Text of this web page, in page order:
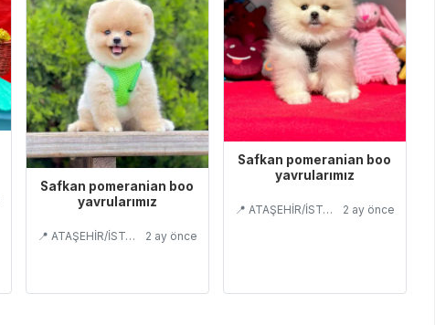
Safkan pomeranian boo
yavrularımız
📍 ATAŞEHİR/İSTANBUL 2 ay önce
Safkan pomeranian boo
yavrularımız
📍 ATAŞEHİR/İSTANBUL 2 ay önce